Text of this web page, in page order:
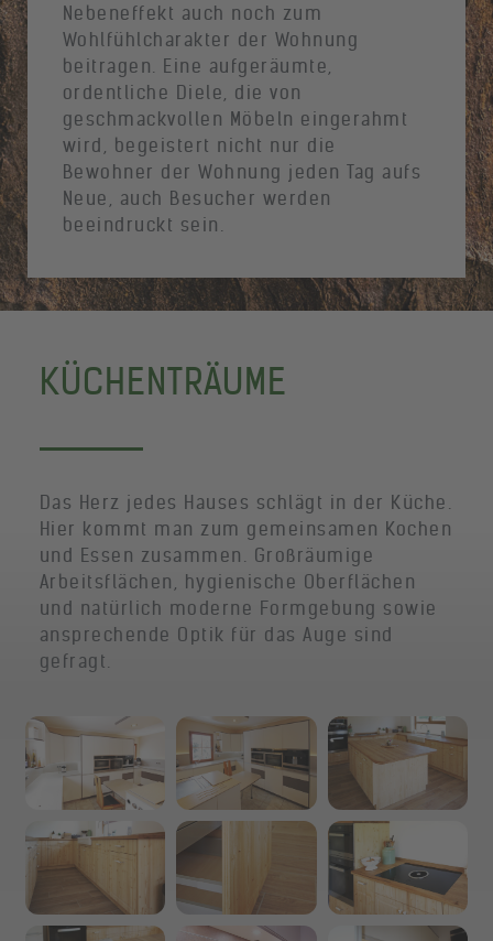
Nebeneffekt auch noch zum
Wohlfühlcharakter der Wohnung
beitragen. Eine aufgeräumte,
ordentliche Diele, die von
geschmackvollen Möbeln eingerahmt
wird, begeistert nicht nur die
Bewohner der Wohnung jeden Tag aufs
Neue, auch Besucher werden
beeindruckt sein.
KÜCHENTRÄUME
Das Herz jedes Hauses schlägt in der Küche.
Hier kommt man zum gemeinsamen Kochen
und Essen zusammen. Großräumige
Arbeitsflächen, hygienische Oberflächen
und natürlich moderne Formgebung sowie
ansprechende Optik für das Auge sind
gefragt.